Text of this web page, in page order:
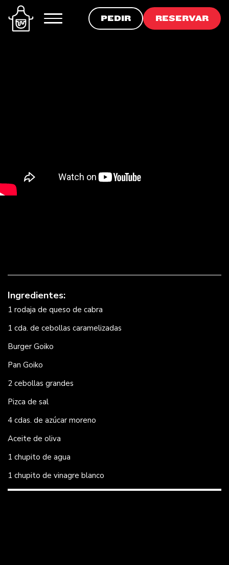
PEDIR
PEDIR
RESERVAR
Ingredientes:
1 rodaja de queso de cabra
1 cda. de cebollas caramelizadas
Burger Goiko
Pan Goiko
2 cebollas grandes
Pizca de sal
4 cdas. de azúcar moreno
Aceite de oliva
1 chupito de agua
1 chupito de vinagre blanco